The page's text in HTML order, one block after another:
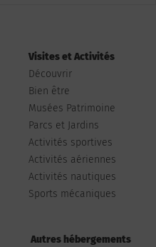
Visites et Activités
Découvrir
Bien être
Musées Patrimoine
Parcs et Jardins
Activités sportives
Activités aériennes
Activités nautiques
Sports mécaniques
Autres hébergements